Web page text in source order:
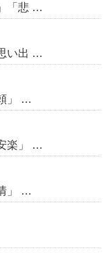
「悲 …
い出 …
」 …
楽」 …
」 …